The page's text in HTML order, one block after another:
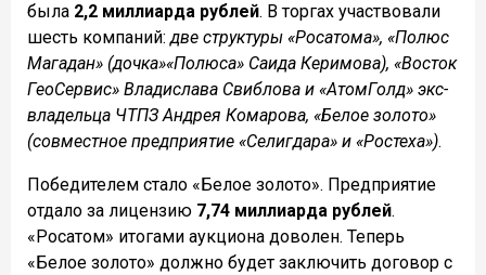
была 2,2 миллиарда рублей. В торгах участвовали
шесть компаний:две структуры «Росатома», «Полюс
Магадан» (дочка»«Полюса» Саида Керимова), «Восток
ГеоСервис» Владислава Свиблова и «АтомГолд» экс-
владельца ЧТПЗ Андрея Комарова, «Белое золото»
(совместное предприятие «Селигдара» и «Ростеха»).
Победителем стало «Белое золото». Предприятие
отдало за лицензию 7,74 миллиарда рублей.
«Росатом» итогами аукциона доволен. Теперь
«Белое золото» должно будет заключить договор с